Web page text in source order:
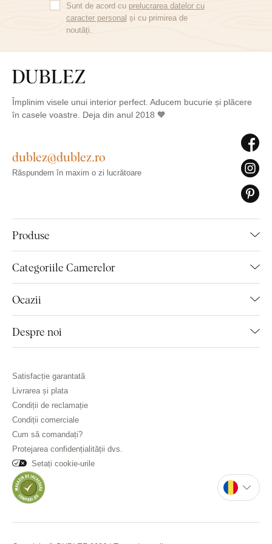
Sunt de acord cu prelucrarea datelor cu
caracter personal și cu primirea de
noutăți.
Împlinim visele unui interior perfect. Aducem bucurie și plăcere
în casele voastre. Deja din anul 2018 🧡
Produse
Categoriile Camerelor
Ocazii
Despre noi
dublez@dublez.ro
Răspundem în maxim o zi lucrătoare
Satisfacție garantată
Livrarea și plata
Condiții de reclamație
Condiții comerciale
Cum să comandați?
Protejarea confidențialității dvs.
Setați cookie-urile